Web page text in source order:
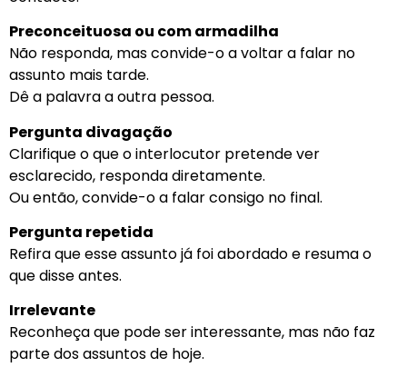
Preconceituosa ou com armadilha
Não responda, mas convide-o a voltar a falar no
assunto mais tarde.
Dê a palavra a outra pessoa.
Pergunta divagação
Clarifique o que o interlocutor pretende ver
esclarecido, responda diretamente.
Ou então, convide-o a falar consigo no final.
Pergunta repetida
Refira que esse assunto já foi abordado e resuma o
que disse antes.
Irrelevante
Reconheça que pode ser interessante, mas não faz
parte dos assuntos de hoje.